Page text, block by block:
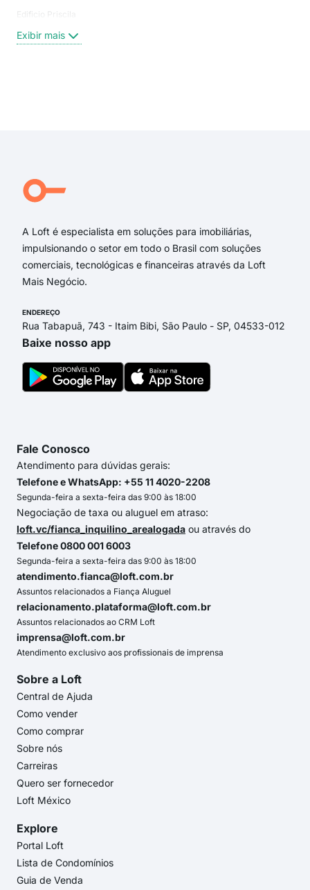
Edificio Priscila
Exibir mais
A Loft é especialista em soluções para imobiliárias,
impulsionando o setor em todo o Brasil com soluções
comerciais, tecnológicas e financeiras através da Loft
Mais Negócio.
ENDEREÇO
Rua Tabapuã, 743 - Itaim Bibi, São Paulo - SP, 04533-012
Baixe nosso app
Fale Conosco
Atendimento para dúvidas gerais:
Telefone e WhatsApp: +55 11 4020-2208
Segunda-feira a sexta-feira das 9:00 às 18:00
Negociação de taxa ou aluguel em atraso:
loft.vc/fianca_inquilino_arealogada ou através do
Telefone 0800 001 6003
Segunda-feira a sexta-feira das 9:00 às 18:00
atendimento.fianca@loft.com.br
Assuntos relacionados a Fiança Aluguel
relacionamento.plataforma@loft.com.br
Assuntos relacionados ao CRM Loft
imprensa@loft.com.br
Atendimento exclusivo aos profissionais de imprensa
Sobre a Loft
Central de Ajuda
Como vender
Como comprar
Sobre nós
Carreiras
Quero ser fornecedor
Loft México
Explore
Portal Loft
Lista de Condomínios
Guia de Venda